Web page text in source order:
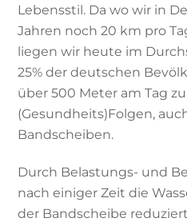
Lebensstil. Da wo wir in
Jahren noch 20 km pro
liegen wir heute im
25% der deutschen
über 500 Meter am Tag
(Gesundheits)Folgen,
Bandscheiben.
Durch Belastungs- und
nach einiger Zeit die
der Bandscheibe